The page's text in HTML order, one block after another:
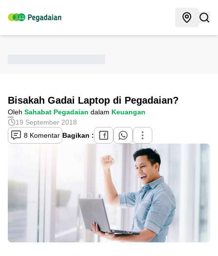
Bisakah Gadai Laptop di Pegadaian?
Oleh Sahabat Pegadaian dalam Keuangan
19 September 2018
8 Komentar Bagikan :